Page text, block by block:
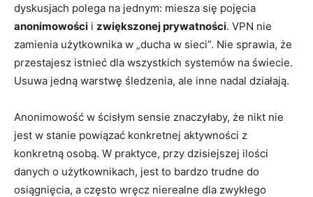
dyskusjach polega na jednym: miesza się pojęcia
anonimowości i zwiększonej prywatności. VPN nie
zamienia użytkownika w „ducha w sieci”. Nie sprawia, że
przestajesz istnieć dla wszystkich systemów na świecie.
Usuwa jedną warstwę śledzenia, ale inne nadal działają.
Anonimowość w ścisłym sensie znaczyłaby, że nikt nie
jest w stanie powiązać konkretnej aktywności z
konkretną osobą. W praktyce, przy dzisiejszej ilości
danych o użytkownikach, jest to bardzo trudne do
osiągnięcia, a często wręcz nierealne dla zwykłego